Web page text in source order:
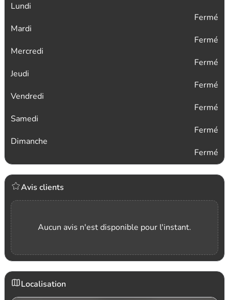
Lundi
Fermé
Mardi
Fermé
Mercredi
Fermé
Jeudi
Fermé
Vendredi
Fermé
Samedi
Fermé
Dimanche
Fermé
Avis clients
Aucun avis n'est disponible pour l'instant.
Localisation